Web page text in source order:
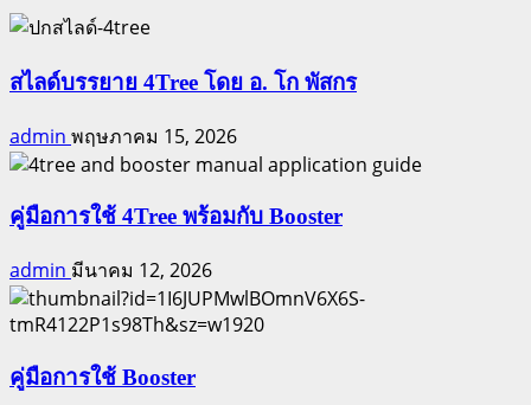
สไลด์บรรยาย 4Tree โดย อ. โก พัสกร
admin พฤษภาคม 15, 2026
คู่มือการใช้ 4Tree พร้อมกับ Booster
admin มีนาคม 12, 2026
คู่มือการใช้ Booster